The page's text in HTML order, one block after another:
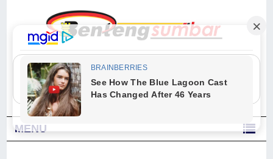
"Sesungguhnya Allah dan para malaikat-Nya berselawat untuk Nabi.
Wahai orang-orang yang beriman, berselawatlah kamu untuk Nabi dan
ucapkanlah salam dengan penuh penghormatan kepadanya." (Qs. Al
Ahzab Ayat 56)
MENU